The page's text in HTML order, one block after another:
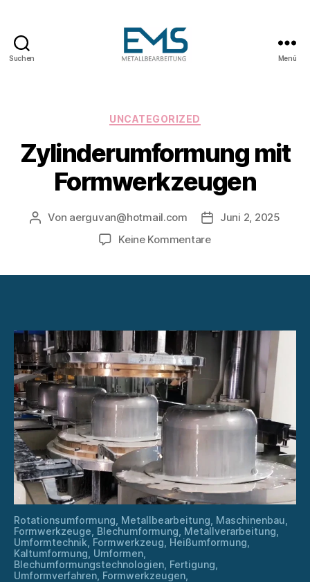
Suchen Menü
Kategorien
UNCATEGORIZED
Zylinderumformung mit
Formwerkzeugen
Beitragsautor
Von aerguvan@hotmail.com
Juni 2, 2025
Keine Kommentarezu
Rotationsumformung, Metallbearbeitung, Maschinenbau,
Formwerkzeuge, Blechumformung, Metallverarbeitung,
Umformtechnik, Formwerkzeug, Heißumformung,
Kaltumformung, Umformen,
Blechumformungstechnologien, Fertigung,
Umformverfahren, Formwerkzeugen,